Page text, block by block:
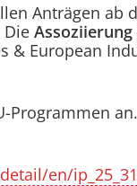
Anträgen ab
Die
& European
Programmen an.
en/